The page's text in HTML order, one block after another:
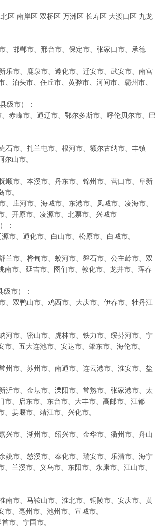
南岸区 双桥区 万洲区 长寿区 大渡口区 九龙
邯郸市、邢台市、保定市、张家口市、承德
市、鹿泉市、遵化市、迁安市、武安市、南宫
泊头市、任丘市、黄骅市、河间市、霸州市、
级市）：
峰市、通辽市、鄂尔多斯市、呼伦贝尔市、巴
市、扎兰屯市、根河市、额尔古纳市、丰镇
山市。
市、本溪市、丹东市、锦州市、营口市、阜新
。
庄河市、海城市、东港市、凤城市、凌海市、
、开原市、凌源市、北票市、兴城市
：
、通化市、白山市、松原市、白城市。
市、桦甸市、蛟河市、磐石市、公主岭市、双
市、延吉市、图们市、敦化市、龙井市、珲春
市）：
双鸭山市、鸡西市、大庆市、伊春市、牡丹江
市、密山市、虎林市、铁力市、绥芬河市、宁
、五大连池市、安达市、肇东市、海伦市。
市、苏州市、南通市、连云港市、淮安市、盐
市、金坛市、溧阳市、常熟市、张家港市、太
市、启东市、东台市、大丰市、高邮市、江都
姜堰市、靖江市、兴化市。
市、湖州市、绍兴市、金华市、衢州市、舟山
市、慈溪市、奉化市、瑞安市、乐清市、海宁
兰溪市、义乌市、东阳市、永康市、江山市、
市、马鞍山市、淮北市、铜陵市、安庆市、黄
、亳州市、池州市、宣城市。
市、宁国市。